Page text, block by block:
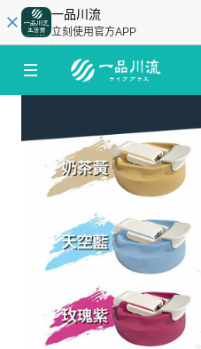
一品川流
立刻使用官方APP